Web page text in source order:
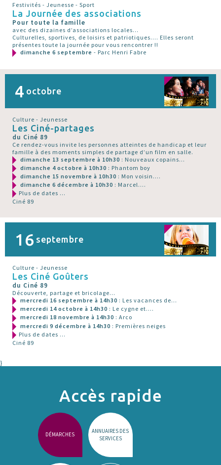
Festivités - Jeunesse - Sport
La Journée des associations
Pour toute la famille
avec des dizaines d’associations locales...
Culturelles, sportives, de loisirs et patriotiques.... Elles seront
présentes toute la journée pour vous rencontrer !!
dimanche 6 septembre - Parc Henri Fabre
4 octobre
Culture - Jeunesse
Les Ciné-partages
du Ciné 89
Ce rendez-vous invite les personnes atteintes de handicap et leur
famille à des moments simples de partage d’un film en salle.
dimanche 13 septembre à 10h30 : Nouveaux copains...
dimanche 4 octobre à 10h30 : Phantom boy
dimanche 15 novembre à 10h30 : Mon voisin....
dimanche 6 décembre à 10h30 : Marcel....
Plus de dates ...
Ciné 89
16 septembre
Culture - Jeunesse
Les Ciné Goûters
du Ciné 89
Découverte, partage et bricolage...
mercredi 16 septembre à 14h30 : Les vacances de...
mercredi 14 octobre à 14h30 : Le cygne et....
mercredi 18 novembre à 14h30 : Arco
mercredi 9 décembre à 14h30 : Premières neiges
Plus de dates ...
Ciné 89
}
Accès rapide
DÉMARCHES
ANNUAIRES DES
SERVICES